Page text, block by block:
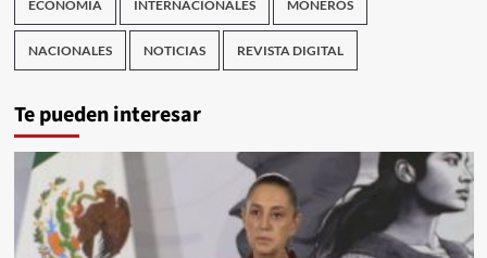
ECONOMÍA INTERNACIONALES MONEROS
NACIONALES NOTICIAS REVISTA DIGITAL
Te pueden interesar